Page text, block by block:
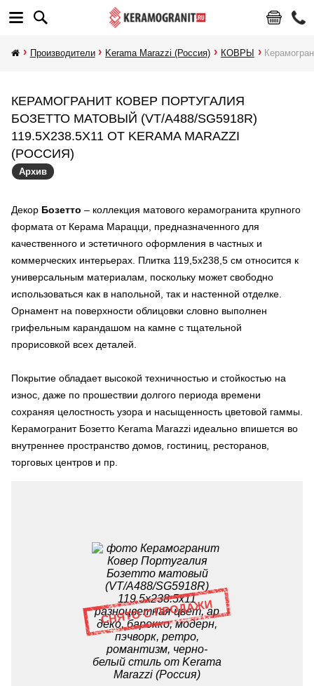
Производители Kerama Marazzi (Россия) КОВРЫ
КЕРАМОГРАНИТ КОВЕР ПОРТУГАЛИЯ
БОЗЕТТО МАТОВЫЙ (VT/A488/SG5918R)
119.5X238.5X11 ОТ KERAMA MARAZZI
(РОССИЯ)
Архив
Декор Бозетто – коллекция матового керамогранита крупного
формата от Керама Марацци, предназначенного для
качественного и эстетичного оформления в частных и
коммерческих интерьерах. Плитка 119,5х238,5 см относится к
универсальным материалам, поскольку может свободно
использоваться как в напольной, так и настенной отделке.
Орнамент на поверхности облицовки словно выполнен
грифельным карандашом на камне с тщательной
прорисовкой всех деталей.
Покрытие обладает высокой техничностью и стойкостью на
износ, даже по прошествии долгого периода времени
сохраняя целостность узора и насыщенность цветовой гаммы.
Керамогранит Бозетто Kerama Marazzi идеально впишется во
внутреннее пространство домов, гостиниц, ресторанов,
торговых центров и пр.